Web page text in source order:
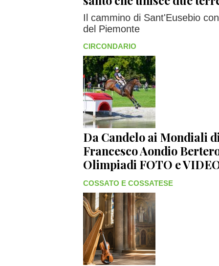
Il cammino di Sant'Eusebio
del Piemonte
CIRCONDARIO
Da Candelo ai Mondiali
Francesco Aondio
Olimpiadi FOTO e
COSSATO E COSSATESE